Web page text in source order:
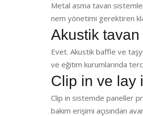
Metal asma tavan
nem yönetimi gerektiren
Akustik tavan
Evet. Akustik baffle ve
ve eğitim kurumlarında
Clip in ve lay
Clip in sistemde paneller
bakım erişimi açısından